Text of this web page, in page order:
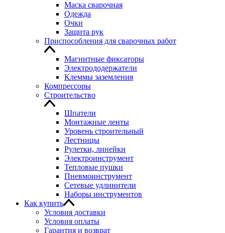
Маска сварочная
Одежда
Очки
Защита рук
Приспособления для сварочных работ
Магнитные фиксаторы
Электрододержатели
Клеммы заземления
Компрессоры
Строительство
Шпатели
Монтажные ленты
Уровень строительный
Лестницы
Рулетки, линейки
Электроинструмент
Тепловые пушки
Пневмоинструмент
Сетевые удлинители
Наборы инструментов
Как купить
Условия доставки
Условия оплаты
Гарантия и возврат